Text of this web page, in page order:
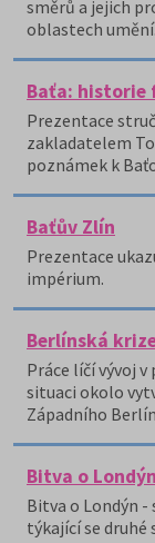
směrů a jejich
oblastech umění.
Baťa: historie
Prezentace
zakladatelem
poznámek k
Baťův Zlín
Prezentace
impérium.
Berlínská
Práce líčí vývoj
situaci okolo
Západního
Bitva o Londýn
Bitva o Londýn
týkající se druhé